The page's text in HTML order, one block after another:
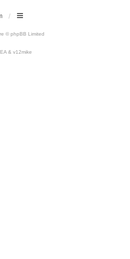
© phpBB Limited
& v12mike